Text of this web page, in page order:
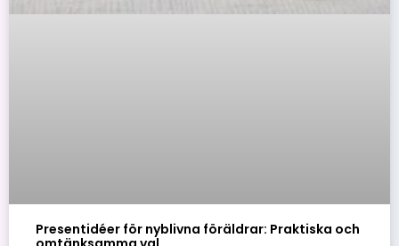
Presentidéer för nyblivna föräldrar: Praktiska och